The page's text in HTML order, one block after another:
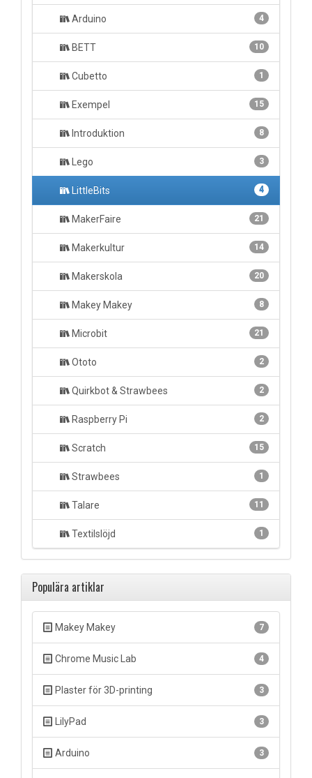
4
Arduino
10
BETT
1
Cubetto
15
Exempel
8
Introduktion
3
Lego
4
LittleBits
21
MakerFaire
14
Makerkultur
20
Makerskola
8
Makey Makey
21
Microbit
2
Ototo
2
Quirkbot & Strawbees
2
Raspberry Pi
15
Scratch
1
Strawbees
11
Talare
1
Textilslöjd
Populära artiklar
7
Makey Makey
4
Chrome Music Lab
3
Plaster för 3D-printing
3
LilyPad
3
Arduino